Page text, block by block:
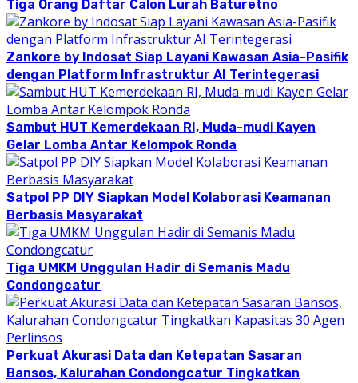
Tiga Orang Daftar Calon Lurah Baturetno
Zankore by Indosat Siap Layani Kawasan Asia-Pasifik
dengan Platform Infrastruktur AI Terintegerasi
Sambut HUT Kemerdekaan RI, Muda-mudi Kayen
Gelar Lomba Antar Kelompok Ronda
Satpol PP DIY Siapkan Model Kolaborasi Keamanan
Berbasis Masyarakat
Tiga UMKM Unggulan Hadir di Semanis Madu
Condongcatur
Perkuat Akurasi Data dan Ketepatan Sasaran
Bansos, Kalurahan Condongcatur Tingkatkan